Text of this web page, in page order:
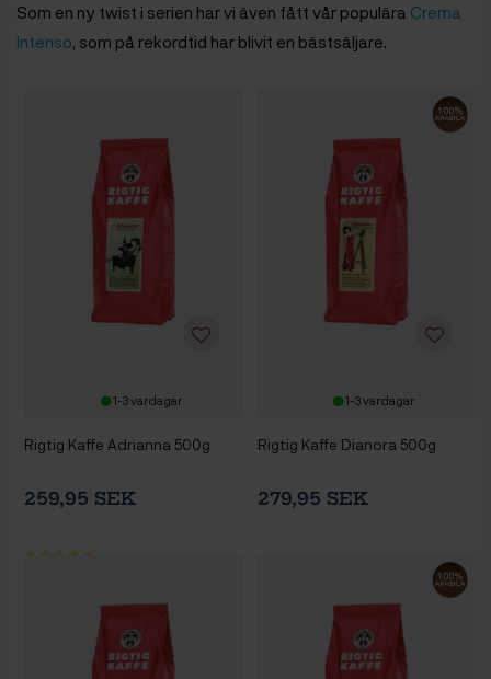
Som en ny twist i serien har vi även fått vår populära Crema
Intenso, som på rekordtid har blivit en bästsäljare.
1-3 vardagar
Rigtig Kaffe Adrianna 500g
259,95 SEK
1-3 vardagar
Rigtig Kaffe Dianora 500g
279,95 SEK